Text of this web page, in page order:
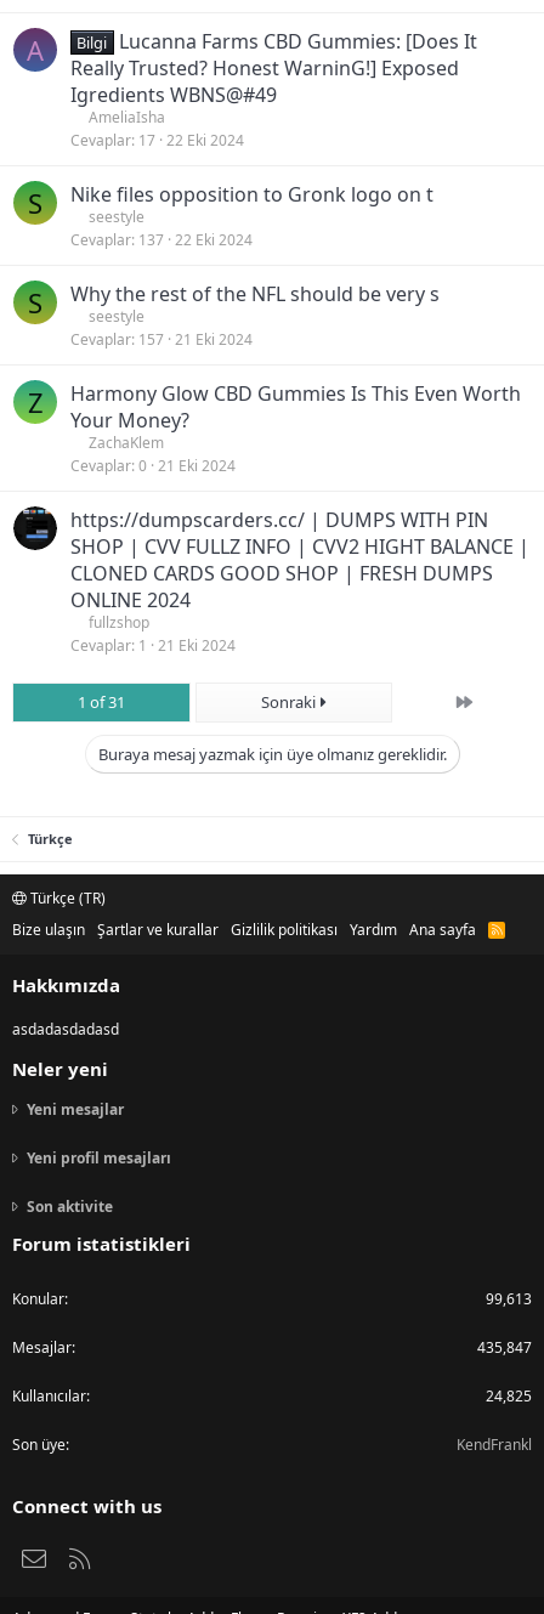
A Bilgi
Lucanna Farms CBD Gummies: [Does It
Really Trusted? Honest WarninG!] Exposed
Igredients WBNS@#49
AmeliaIsha
Cevaplar 17 22 Eki 2024
S Nike files opposition to Gronk logo on t
seestyle
Cevaplar 137 22 Eki 2024
S Why the rest of the NFL should be very s
seestyle
Cevaplar 157 21 Eki 2024
Z
Harmony Glow CBD Gummies Is This Even Worth
Your Money?
ZachaKlem
Cevaplar 0 21 Eki 2024
https://dumpscarders.cc/ | DUMPS WITH PIN
SHOP | CVV FULLZ INFO | CVV2 HIGHT BALANCE |
CLONED CARDS GOOD SHOP | FRESH DUMPS
ONLINE 2024
fullzshop
Cevaplar 1 21 Eki 2024
1 of 31 Sonraki Son
Buraya mesaj yazmak için üye olmanız gereklidir.
Türkçe
Türkçe (TR)
Bize ulaşın Şartlar ve kurallar Gizlilik politikası Yardım Ana sayfa
R
Hakkımızda
asdadasdadasd
Neler yeni
Yeni mesajlar
Yeni profil mesajları
Son aktivite
Forum istatistikleri
Konular 99,613
Mesajlar 435,847
Kullanıcılar 24,825
Son üye KendFrankl
Connect with us
Bize ulaşın